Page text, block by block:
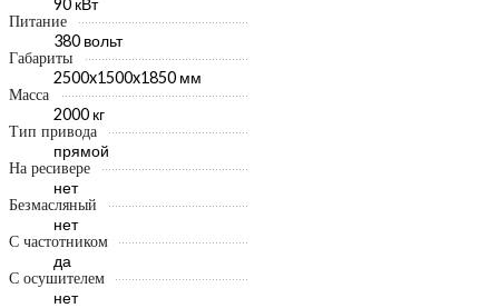
Питание
380 вольт
Габариты
2500x1500x1850 мм
Масса
2000 кг
Тип привода
прямой
На ресивере
нет
Безмасляный
нет
С частотником
да
С осушителем
нет